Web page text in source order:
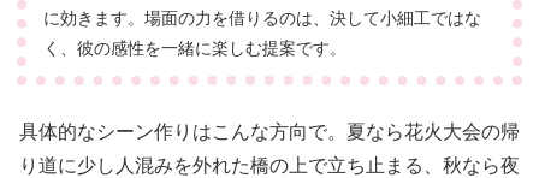
に効きます。場面の力を借りるのは、決して小細工ではな
く、彼の感性を一緒に楽しむ提案です。
具体的なシーン作りはこんな方向で。夏なら花火大会の帰
り道に少し人混みを外れた橋の上で立ち止まる、秋なら夜